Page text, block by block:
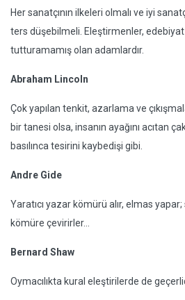
Her sanatçının ilkeleri olmalı ve iyi
ters düşebilmeli. Eleştirmenler,
tutturamamış olan adamlardır.
Abraham Lincoln
Çok yapılan tenkit, azarlama ve
bir tanesi olsa, insanın ayağını acıtan
basılınca tesirini kaybedişi gibi.
Andre Gide
Yaratıcı yazar kömürü alır, elmas
kömüre çevirirler...
Bernard Shaw
Oymacılıkta kural eleştirilerde de